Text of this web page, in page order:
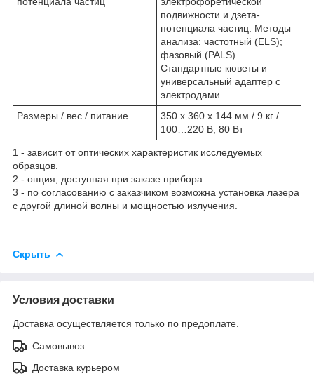
подвижности и дзета-
потенциала частиц. Методы
анализа: частотный (ELS);
фазовый (PALS).
Стандартные кюветы и
универсальный адаптер с
электродами
Размеры / вес / питание
350 x 360 x 144 мм / 9 кг /
100…220 В, 80 Вт
1 - зависит от оптических характеристик исследуемых
образцов.
2 - опция, доступная при заказе прибора.
3 - по согласованию с заказчиком возможна установка лазера
с другой длиной волны и мощностью излучения.
Скрыть
Условия доставки
Доставка осуществляется только по предоплате.
Самовывоз
Доставка курьером